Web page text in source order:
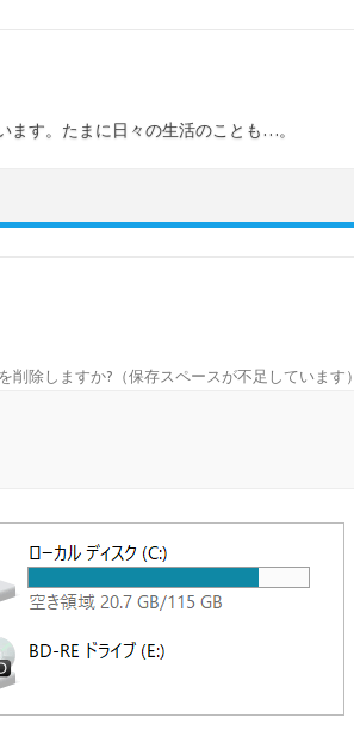
ます。たまに日々の生活のことも…。
削除しますか?（保存スペースが不足しています）